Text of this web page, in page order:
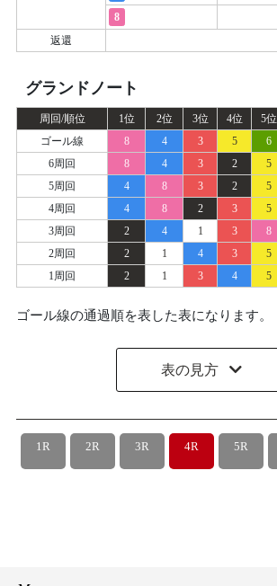
8
返還
グランドノート
周回/順位 1位 2位 3位 4位 5位
ゴール線
8 4 3 5 6
6周回
8 4 3 2 5
5周回
4 8 3 2 5
4周回
4 8 2 3 5
3周回
2 4 1 3 8
2周回
2 1 4 3 5
1周回
2 1 3 4 5
ゴール線の通過順を表した表になります。
表の見方
1R 2R 3R 4R 5R